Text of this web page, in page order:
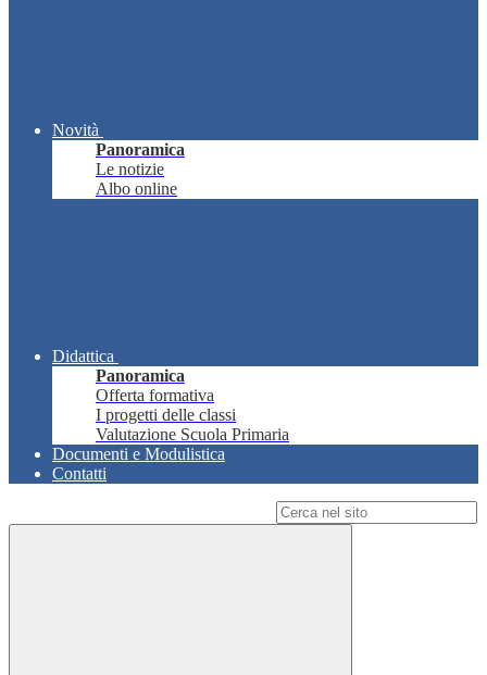
Novità
Panoramica
Le notizie
Albo online
Didattica
Panoramica
Offerta formativa
I progetti delle classi
Valutazione Scuola Primaria
Documenti e Modulistica
Contatti